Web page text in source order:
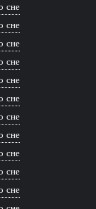
сне
сне
сне
сне
сне
сне
сне
сне
сне
сне
сне